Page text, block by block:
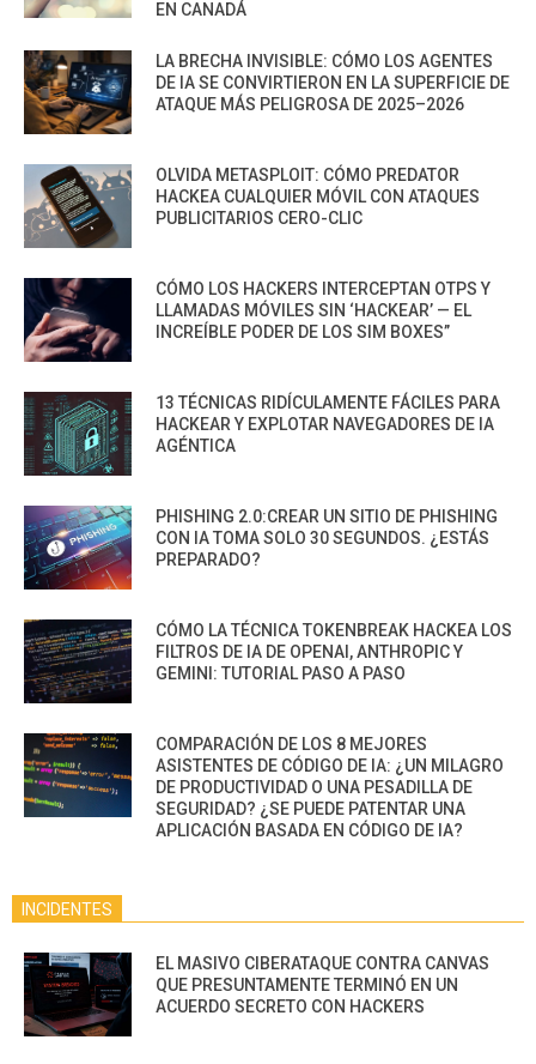
EN CANADÁ
LA BRECHA INVISIBLE: CÓMO LOS AGENTES
DE IA SE CONVIRTIERON EN LA SUPERFICIE DE
ATAQUE MÁS PELIGROSA DE 2025–2026
OLVIDA METASPLOIT: CÓMO PREDATOR
HACKEA CUALQUIER MÓVIL CON ATAQUES
PUBLICITARIOS CERO-CLIC
CÓMO LOS HACKERS INTERCEPTAN OTPS Y
LLAMADAS MÓVILES SIN ‘HACKEAR’ — EL
INCREÍBLE PODER DE LOS SIM BOXES”
13 TÉCNICAS RIDÍCULAMENTE FÁCILES PARA
HACKEAR Y EXPLOTAR NAVEGADORES DE IA
AGÉNTICA
PHISHING 2.0:CREAR UN SITIO DE PHISHING
CON IA TOMA SOLO 30 SEGUNDOS. ¿ESTÁS
PREPARADO?
CÓMO LA TÉCNICA TOKENBREAK HACKEA LOS
FILTROS DE IA DE OPENAI, ANTHROPIC Y
GEMINI: TUTORIAL PASO A PASO
COMPARACIÓN DE LOS 8 MEJORES
ASISTENTES DE CÓDIGO DE IA: ¿UN MILAGRO
DE PRODUCTIVIDAD O UNA PESADILLA DE
SEGURIDAD? ¿SE PUEDE PATENTAR UNA
APLICACIÓN BASADA EN CÓDIGO DE IA?
INCIDENTES
EL MASIVO CIBERATAQUE CONTRA CANVAS
QUE PRESUNTAMENTE TERMINÓ EN UN
ACUERDO SECRETO CON HACKERS